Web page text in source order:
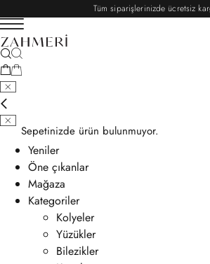
Tüm siparişlerinizde ücretsiz
Sepetinizde ürün bulunmuyor.
Yeniler
Öne çıkanlar
Mağaza
Kategoriler
Kolyeler
Yüzükler
Bilezikler